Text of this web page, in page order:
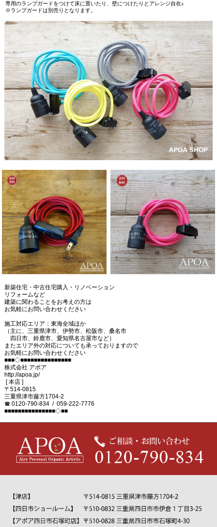
専用のランプガードをつけて床に置いたり、壁につけたりとアレンジ自在♪
※ランプガードは別売りとなります。
新築住宅・中古住宅購入・リノベーション
リフォームなど
建築に関わることをお考えの方は
お気軽にお問い合わせください
施工対応エリア：東海全域ほか
（主に、三重県津市、伊勢市、松阪市、桑名市
四日市、鈴鹿市、愛知県名古屋市など）
またエリア外の対応についても承っておりますので
お気軽にお問い合わせください
■■■◇■■■■■■■■■■■■■■■
株式会社 アポア
http://apoa.jp/
[ 本店 ]
〒514-0815
三重県津市藤方1704-2
☎ 0120-790-834 / 059-222-7776
■■■■■■■■■■■■■■■◇■■